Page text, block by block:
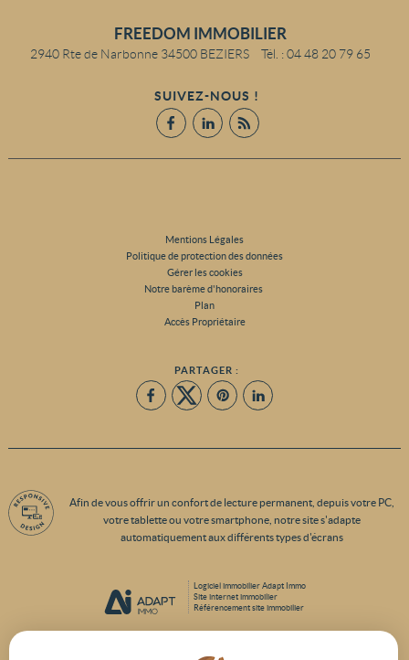
FREEDOM IMMOBILIER
2940 Rte de Narbonne 34500 BEZIERS Tél. :04 48 20 79 65
SUIVEZ-NOUS !
Mentions Légales
Politique de protection des données
Gérer les cookies
Notre barème d'honoraires
Plan
Accès Propriétaire
PARTAGER :
Afin de vous offrir un confort de lecture permanent, depuis votre PC,
votre tablette ou votre smartphone, notre site s'adapte
automatiquement aux différents types d'écrans
Logiciel immobilier Adapt Immo
Site internet immobilier
Référencement site immobilier